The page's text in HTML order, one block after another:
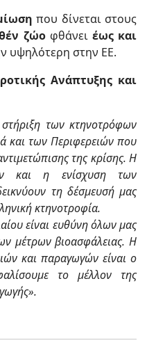
που δίνεται στους
ζώοφθάνει έως και
υψηλότερη στην ΕΕ.
Ανάπτυξης και
των κτηνοτρόφων
και των Περιφερειών που
της κρίσης. Η
και η ενίσχυση των
τη δέσμευσή μας
κτηνοτροφία.
είναι ευθύνη όλων μας
μέτρων βιοασφάλειας. Η
και παραγωγών είναι ο
το μέλλον της